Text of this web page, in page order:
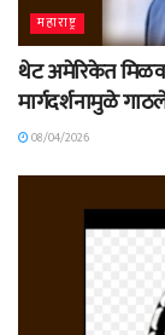
महाराष्ट्र
थेट अमेरिकेत
मार्गदर्शनामुळे
08/04/2026